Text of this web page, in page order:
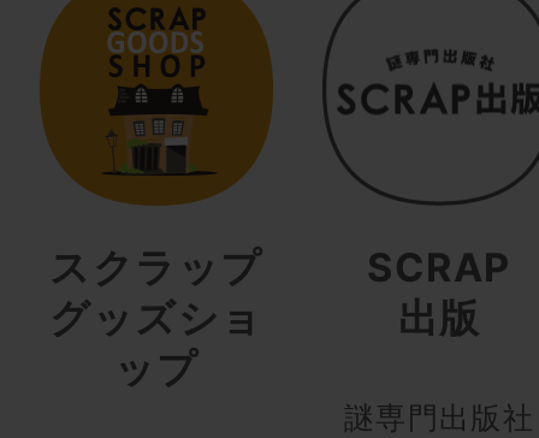
スクラップ
グッズショ
ップ
SCRAP
出版
謎専門出版社